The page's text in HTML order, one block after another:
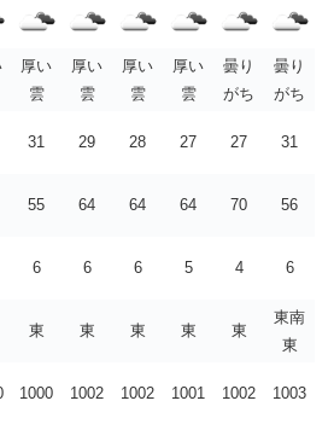
厚い
雲
厚い
雲
厚い
雲
厚い
雲
曇り
がち
曇り
がち
31 29 28 27 27 31
55 64 64 64 70 56
6 6 6 5 4 6
東 東 東 東 東
東南
東
1000 1002 1002 1001 1002 1003